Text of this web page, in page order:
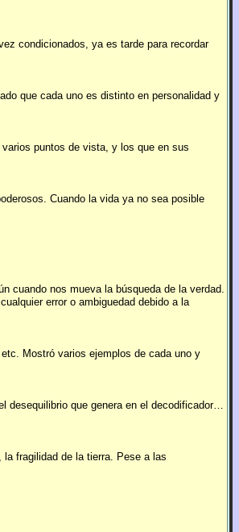
condicionados, ya es tarde para recordar
que cada uno es distinto en personalidad y
puntos de vista, y los que en sus
Cuando la vida ya no sea posible
cuando nos mueva la búsqueda de la verdad.
error o ambiguedad debido a la
Mostró varios ejemplos de cada uno y
desequilibrio que genera en el decodificador…
fragilidad de la tierra. Pese a las